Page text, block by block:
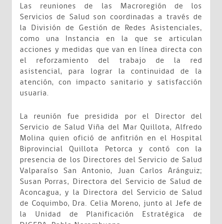
Las reuniones de las Macroregión de los
Servicios de Salud son coordinadas a través de
la División de Gestión de Redes Asistenciales,
como una Instancia en la que se articulan
acciones y medidas que van en línea directa con
el reforzamiento del trabajo de la red
asistencial, para lograr la continuidad de la
atención, con impacto sanitario y satisfacción
usuaria.
La reunión fue presidida por el Director del
Servicio de Salud Viña del Mar Quillota, Alfredo
Molina quien ofició de anfitrión en el Hospital
Biprovincial Quillota Petorca y contó con la
presencia de los Directores del Servicio de Salud
Valparaíso San Antonio, Juan Carlos Aránguiz;
Susan Porras, Directora del Servicio de Salud de
Aconcagua, y la Directora del Servicio de Salud
de Coquimbo, Dra. Celia Moreno, junto al Jefe de
la Unidad de Planificación Estratégica de